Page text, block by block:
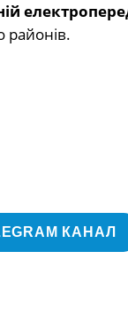
районів.
КАНАЛ